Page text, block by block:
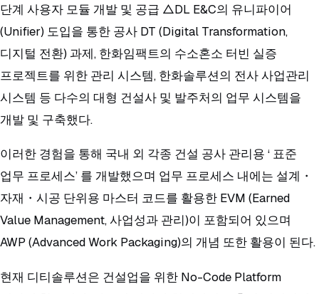
단계 사용자 모듈 개발 및 공급 △DL E&C의 유니파이어
(Unifier) 도입을 통한 공사 DT (Digital Transformation,
디지털 전환) 과제, 한화임팩트의 수소혼소 터빈 실증
프로젝트를 위한 관리 시스템, 한화솔루션의 전사 사업관리
시스템 등 다수의 대형 건설사 및 발주처의 업무 시스템을
개발 및 구축했다.
이러한 경험을 통해 국내 외 각종 건설 공사 관리용 ‘ 표준
업무 프로세스’ 를 개발했으며 업무 프로세스 내에는 설계・
자재・시공 단위용 마스터 코드를 활용한 EVM (Earned
Value Management, 사업성과 관리)이 포함되어 있으며
AWP (Advanced Work Packaging)의 개념 또한 활용이 된다.
현재 디티솔루션은 건설업을 위한 No-Code Platform